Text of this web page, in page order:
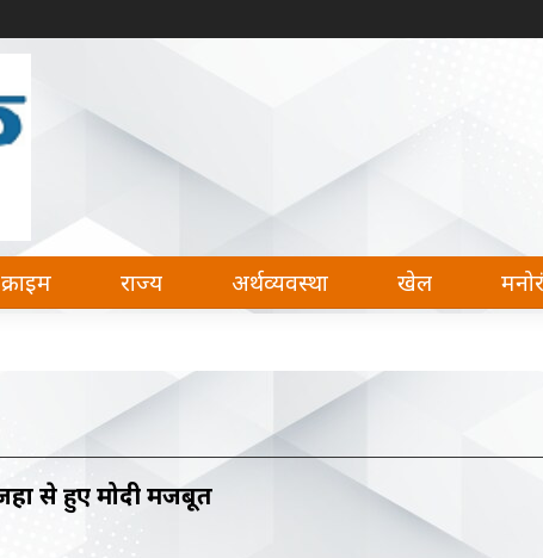
अर्थव्यवस्था, खेल और मनोरंजन की हर खबर पढ़
क्राइम राज्य अर्थव्यवस्था खेल
से हुए मोदी मजबूत